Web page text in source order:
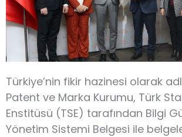
Türkiye’nin fikir hazinesi olarak
Patent ve Marka Kurumu, Türk
Enstitüsü (TSE) tarafından Bilgi
Yönetim Sistemi Belgesi ile